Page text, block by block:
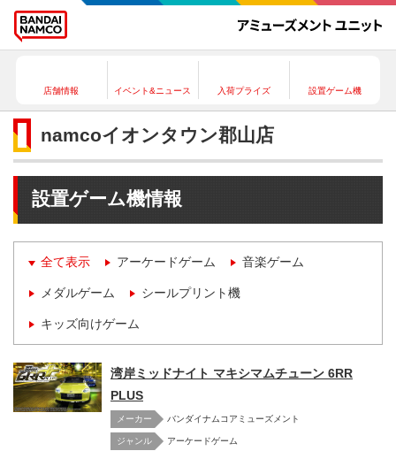
店舗情報 イベント&ニュース 入荷プライズ 設置ゲーム機
namcoイオンタウン郡山店
設置ゲーム機情報
全て表示 アーケードゲーム 音楽ゲーム
メダルゲーム シールプリント機
キッズ向けゲーム
湾岸ミッドナイト マキシマムチューン 6RR
PLUS
メーカー バンダイナムコアミューズメント
アーケードゲーム